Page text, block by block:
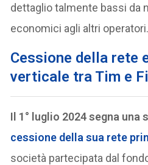
dettaglio talmente bassi da
economici agli altri operatori.
Cessione della rete
verticale tra Tim e
Il 1° luglio 2024 segna una
cessione della sua rete
società partecipata dal